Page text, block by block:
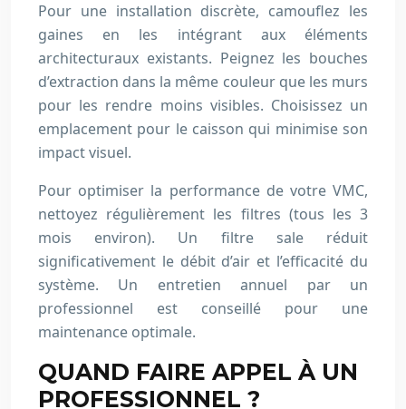
Pour une installation discrète, camouflez les
gaines en les intégrant aux éléments
architecturaux existants. Peignez les bouches
d’extraction dans la même couleur que les murs
pour les rendre moins visibles. Choisissez un
emplacement pour le caisson qui minimise son
impact visuel.
Pour optimiser la performance de votre VMC,
nettoyez régulièrement les filtres (tous les 3
mois environ). Un filtre sale réduit
significativement le débit d’air et l’efficacité du
système. Un entretien annuel par un
professionnel est conseillé pour une
maintenance optimale.
QUAND FAIRE APPEL À UN
PROFESSIONNEL ?